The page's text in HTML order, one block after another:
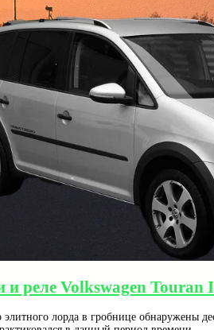
и реле Volkswagen
лорда в гробнице обнаружены